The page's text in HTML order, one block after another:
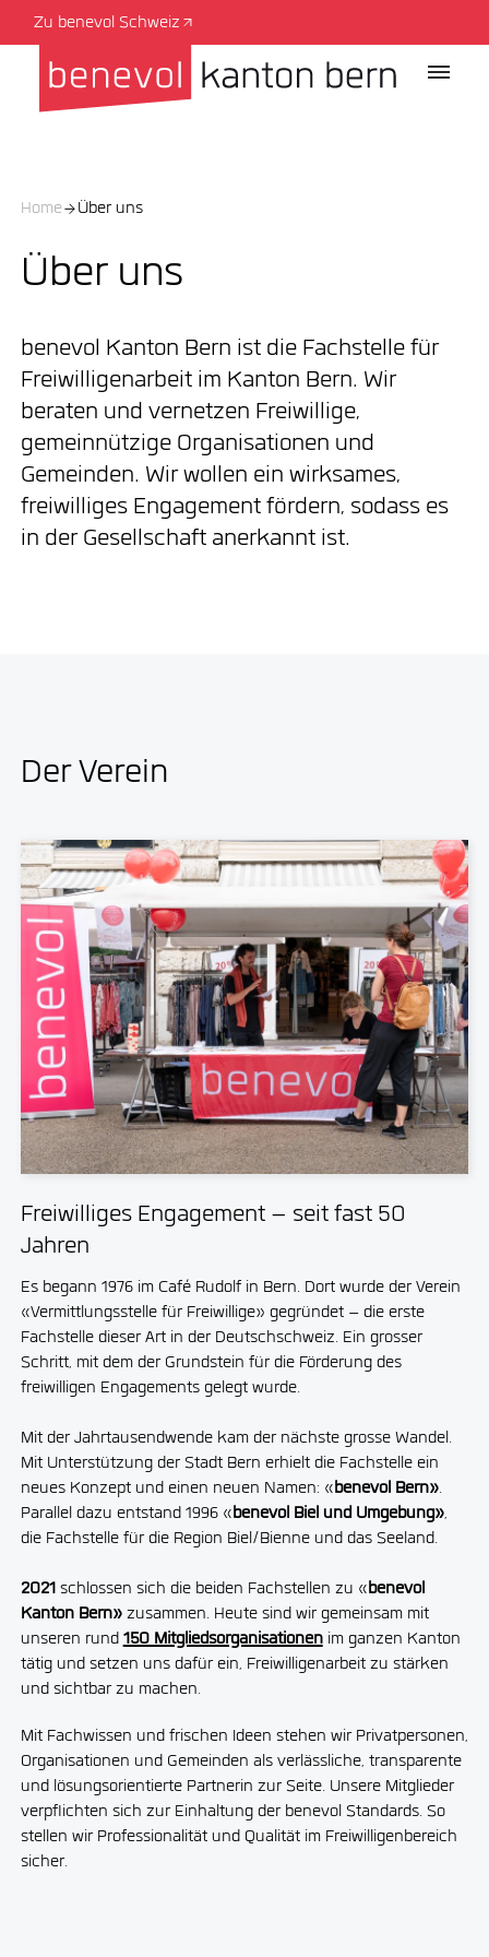
Zu benevol Schweiz
Home Über uns
Über uns
benevol Kanton Bern ist die Fachstelle für
Freiwilligenarbeit im Kanton Bern. Wir
beraten und vernetzen Freiwillige,
gemeinnützige Organisationen und
Gemeinden. Wir wollen ein wirksames,
freiwilliges Engagement fördern, sodass es
in der Gesellschaft anerkannt ist.
Der Verein
Freiwilliges Engagement – seit fast 50
Jahren
Es begann 1976 im Café Rudolf in Bern. Dort wurde der Verein
«Vermittlungsstelle für Freiwillige» gegründet – die erste
Fachstelle dieser Art in der Deutschschweiz. Ein grosser
Schritt, mit dem der Grundstein für die Förderung des
freiwilligen Engagements gelegt wurde.
Mit der Jahrtausendwende kam der nächste grosse Wandel.
Mit Unterstützung der Stadt Bern erhielt die Fachstelle ein
neues Konzept und einen neuen Namen: «benevol Bern».
Parallel dazu entstand 1996 «benevol Biel und Umgebung»,
die Fachstelle für die Region Biel/Bienne und das Seeland.
2021schlossen sich die beiden Fachstellen zu «benevol
Kanton Bern»zusammen. Heute sind wir gemeinsam mit
unseren rund150 Mitgliedsorganisationenim ganzen Kanton
tätig und setzen uns dafür ein, Freiwilligenarbeit zu stärken
und sichtbar zu machen.
Mit Fachwissen und frischen Ideen stehen wir Privatpersonen,
Organisationen und Gemeinden als verlässliche, transparente
und lösungsorientierte Partnerin zur Seite. Unsere Mitglieder
verpflichten sich zur Einhaltung der benevol Standards. So
stellen wir Professionalität und Qualität im Freiwilligenbereich
sicher.